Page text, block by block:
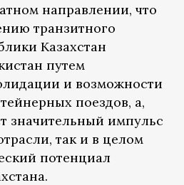
направлении, что
транзитного
Казахстан
путем
и возможности
поездов, а,
значительный импульс
так и в целом
потенциал